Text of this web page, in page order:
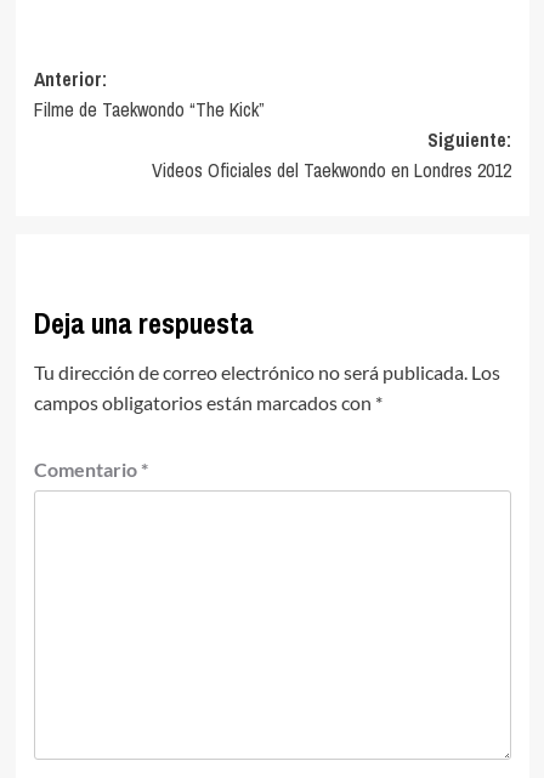
Navegación
de
entradas
Anterior:
Filme de Taekwondo “The Kick”
Siguiente:
Videos Oficiales del Taekwondo en Londres 2012
Deja una respuesta
Tu dirección de correo electrónico no será publicada. Los
campos obligatorios están marcados con *
Comentario *